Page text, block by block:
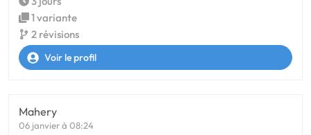
1 variante
2 révisions
Voir le profil
Mahery
06 janvier à 08:24